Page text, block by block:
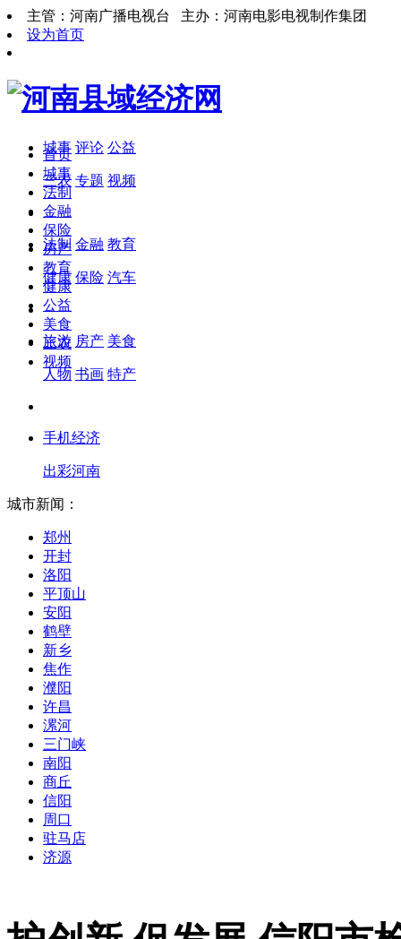
主管：河南广播电视台 主办：河南电影电视制作集团
设为首页
城事 评论 公益
三农 专题 视频
法制 金融 教育
健康 保险 汽车
旅游 房产 美食
人物 书画 特产
手机经济
出彩河南
首页
城事
法制
金融
保险
房产
教育
健康
公益
美食
三农
视频
城市新闻：
郑州
开封
洛阳
平顶山
安阳
鹤壁
新乡
焦作
濮阳
许昌
漯河
三门峡
南阳
商丘
信阳
周口
驻马店
济源